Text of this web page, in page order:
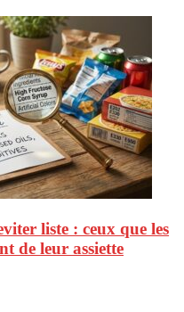
liste : ceux que les
de leur assiette